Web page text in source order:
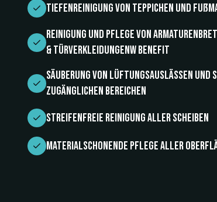
Tiefenreinigung von Teppichen und
Reinigung und Pflege von
& Türverkleidungenw Benefit
Säuberung von Lüftungsauslässen und
zugänglichen Bereichen
streifenfreie Reinigung aller Scheiben
materialschonende Pflege aller